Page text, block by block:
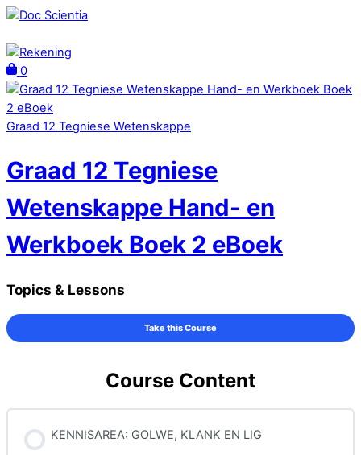
Skip
content
Menu
0
Close
Cart
Graad 12 Tegniese Wetenskappe
Graad 12 Tegniese
Wetenskappe Hand- en
Werkboek Boek 2 eBoek
Topics & Lessons
Take this Course
Course Content
KENNISAREA: GOLWE, KLANK EN LIG